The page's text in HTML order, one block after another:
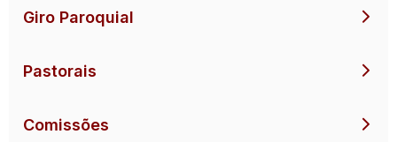
Giro Paroquial
Pastorais
Comissões